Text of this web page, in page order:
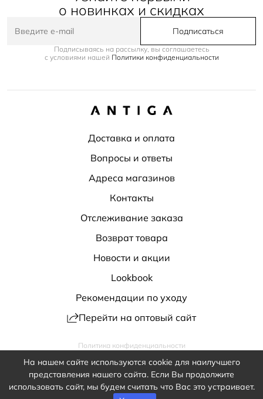
о новинках и скидках
Подписаться
Подписываясь на рассылку, вы соглашаетесь
с условиями нашей Политики конфиденциальности
На нашем сайте используются cookie для наилучшего
представления нашего сайта. Если Вы продолжите
использовать сайт, мы будем считать что Вас это устраивает.
Доставка и оплата
Вопросы и ответы
Адреса магазинов
Контакты
Отслеживание заказа
Возврат товара
Новости и акции
Lookbook
Рекомендации по уходу
Перейти на оптовый сайт
2020 – 2026 Antiga. Все права защищены.
shop@antiga.ru
8 800 200-32-20
Политика конфиденциальности
Публичная оферта
Обработка персональных данных